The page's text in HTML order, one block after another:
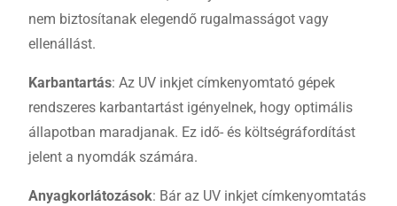
nem biztosítanak elegendő rugalmasságot vagy
ellenállást.
Karbantartás: Az UV inkjet címkenyomtató gépek
rendszeres karbantartást igényelnek, hogy optimális
állapotban maradjanak. Ez idő- és költségráfordítást
jelent a nyomdák számára.
Anyagkorlátozások: Bár az UV inkjet címkenyomtatás